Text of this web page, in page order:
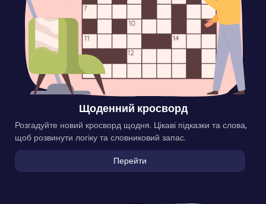
Щоденний кросворд
Розгадуйте новий кросворд щодня. Цікаві підказки та слова,
щоб розвинути логіку та словниковий запас.
Перейти